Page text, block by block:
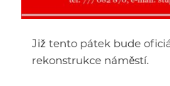
Již tento pátek bude
rekonstrukce náměstí.